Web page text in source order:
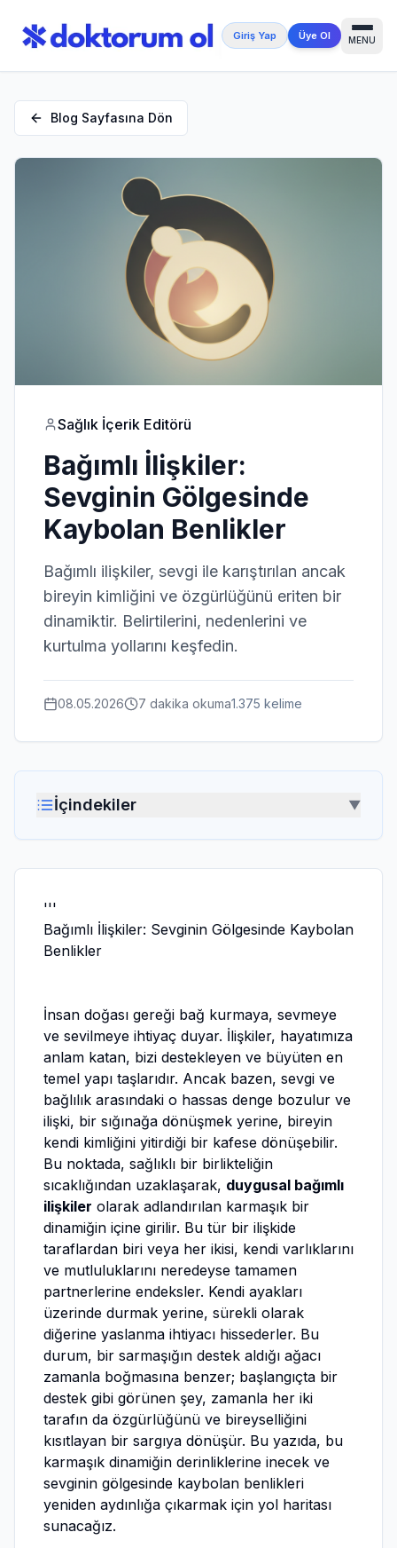
Giriş Yap Üye Ol MENU
Blog Sayfasına Dön
Sağlık İçerik Editörü
Bağımlı İlişkiler:
Sevginin Gölgesinde
Kaybolan Benlikler
Bağımlı ilişkiler, sevgi ile karıştırılan ancak
bireyin kimliğini ve özgürlüğünü eriten bir
dinamiktir. Belirtilerini, nedenlerini ve
kurtulma yollarını keşfedin.
08.05.2026 7 dakika okuma1.375 kelime
İçindekiler ▼
'''
Bağımlı İlişkiler: Sevginin Gölgesinde Kaybolan
Benlikler
İnsan doğası gereği bağ kurmaya, sevmeye
ve sevilmeye ihtiyaç duyar. İlişkiler, hayatımıza
anlam katan, bizi destekleyen ve büyüten en
temel yapı taşlarıdır. Ancak bazen, sevgi ve
bağlılık arasındaki o hassas denge bozulur ve
ilişki, bir sığınağa dönüşmek yerine, bireyin
kendi kimliğini yitirdiği bir kafese dönüşebilir.
Bu noktada, sağlıklı bir birlikteliğin
sıcaklığından uzaklaşarak, duygusal bağımlı
ilişkiler olarak adlandırılan karmaşık bir
dinamiğin içine girilir. Bu tür bir ilişkide
taraflardan biri veya her ikisi, kendi varlıklarını
ve mutluluklarını neredeyse tamamen
partnerlerine endeksler. Kendi ayakları
üzerinde durmak yerine, sürekli olarak
diğerine yaslanma ihtiyacı hissederler. Bu
durum, bir sarmaşığın destek aldığı ağacı
zamanla boğmasına benzer; başlangıçta bir
destek gibi görünen şey, zamanla her iki
tarafın da özgürlüğünü ve bireyselliğini
kısıtlayan bir sargıya dönüşür. Bu yazıda, bu
karmaşık dinamiğin derinliklerine inecek ve
sevginin gölgesinde kaybolan benlikleri
yeniden aydınlığa çıkarmak için yol haritası
sunacağız.